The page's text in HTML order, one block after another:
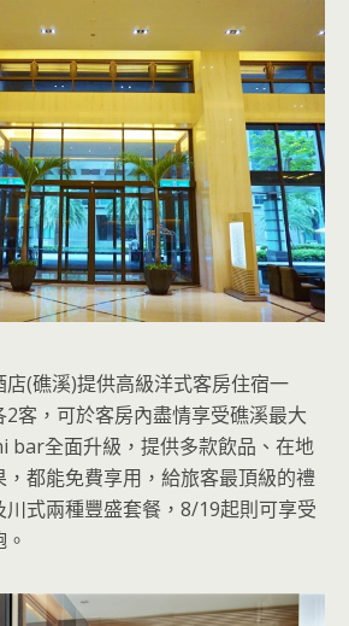
(礁溪)提供高級洋式客房住宿一
客，可於客房內盡情享受礁溪最大
bar全面升級，提供多款飲品、在地
都能免費享用，給旅客最頂級的禮
式兩種豐盛套餐，8/19起則可享受